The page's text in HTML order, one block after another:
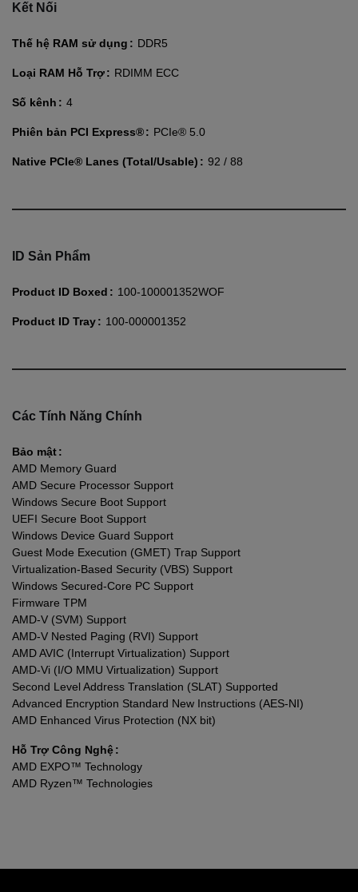
Kết Nối
Thế hệ RAM sử dụng DDR5
Loại RAM Hỗ Trợ RDIMM ECC
Số kênh 4
Phiên bản PCI Express® PCIe® 5.0
Native PCIe® Lanes (Total/Usable) 92 / 88
ID Sản Phẩm
Product ID Boxed 100-100001352WOF
Product ID Tray 100-000001352
Các Tính Năng Chính
Bảo mật
AMD Memory Guard
AMD Secure Processor Support
Windows Secure Boot Support
UEFI Secure Boot Support
Windows Device Guard Support
Guest Mode Execution (GMET) Trap Support
Virtualization-Based Security (VBS) Support
Windows Secured-Core PC Support
Firmware TPM
AMD-V (SVM) Support
AMD-V Nested Paging (RVI) Support
AMD AVIC (Interrupt Virtualization) Support
AMD-Vi (I/O MMU Virtualization) Support
Second Level Address Translation (SLAT) Supported
Advanced Encryption Standard New Instructions (AES-NI)
AMD Enhanced Virus Protection (NX bit)
Hỗ Trợ Công Nghệ
AMD EXPO™ Technology
AMD Ryzen™ Technologies